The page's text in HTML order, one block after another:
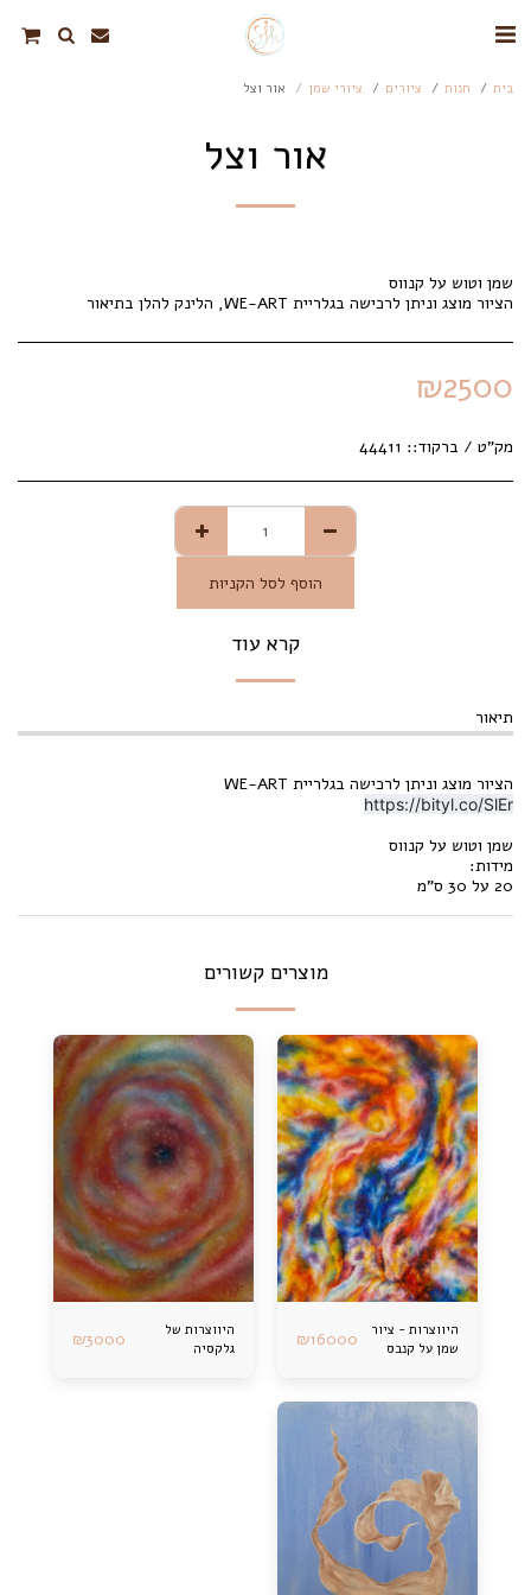
בית חנות ציורים ציורי שמן אור וצל
אור וצל
הציור מוצג וניתן לרכישה בגלריית WE-ART, הלינק להלן בתיאור
₪2500
מק"ט / ברקוד:: 44411
הוסף לסל הקניות
קרא עוד
תיאור
הציור מוצג וניתן לרכישה בגלריית WE-ART
https://bityl.co/SlEr
שמן וטוש על קנווס
מידות:
20 על 30 ס"מ
מוצרים קשורים
היווצרות - ציור
שמן על קנבס
₪16000
היווצרות של
גלקסיה
₪3000